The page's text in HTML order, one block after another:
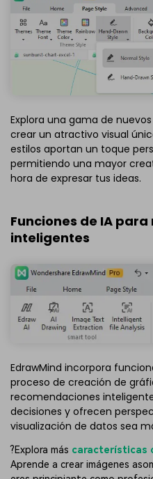
Explora una gama de
crear un atractivo visual
estilos aportan un toque
permitiendo una mayor
hora de expresar tus ideas.
Funciones de IA
inteligentes
EdrawMind incorpora
proceso de creación de
recomendaciones
decisiones y ofrecen
visualización de datos sea
?Explora más características
Aprende a crear imágenes